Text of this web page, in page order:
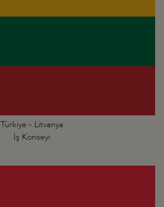
Türkiye - Litvanya
İş Konseyi